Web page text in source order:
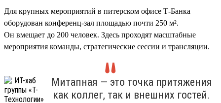
Для крупных мероприятий в питерском офисе Т-Банка
оборудован конференц-зал площадью почти 250 м².
Он вмещает до 200 человек. Здесь проходят масштабные
мероприятия команды, стратегические сессии и трансляции.
Митапная — это точка притяжения
как коллег, так и внешних гостей.